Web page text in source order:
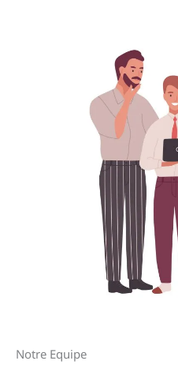
Notre Equipe